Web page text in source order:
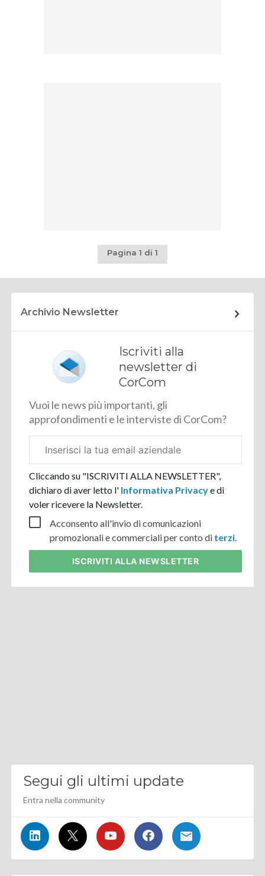
Pagina 1 di 1
Archivio Newsletter
Iscriviti alla
newsletter di
CorCom
Vuoi le news più importanti, gli
approfondimenti e le interviste di CorCom?
aziendale
Cliccando su "ISCRIVITI ALLA NEWSLETTER",
dichiaro di aver letto l' Informativa Privacye di
voler ricevere la Newsletter.
Acconsento all'invio di comunicazioni
promozionali e commerciali per conto di terzi.
ISCRIVITI ALLA NEWSLETTER
Segui gli ultimi update
Entra nella community